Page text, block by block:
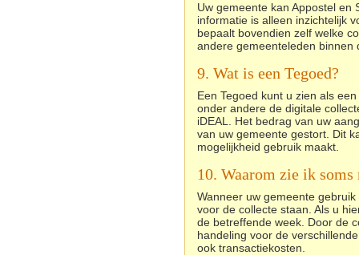
Uw gemeente kan Appostel en
informatie is alleen inzichtelijk
bepaalt bovendien zelf welke
andere gemeenteleden binnen
9. Wat is een Tegoed?
Een Tegoed kunt u zien als
onder andere de digitale
iDEAL. Het bedrag van uw
van uw gemeente gestort. Dit
mogelijkheid gebruik maakt.
10. Waarom zie ik soms
Wanneer uw gemeente
voor de collecte staan. Als u
de betreffende week. Door de
handeling voor de
ook transactiekosten.